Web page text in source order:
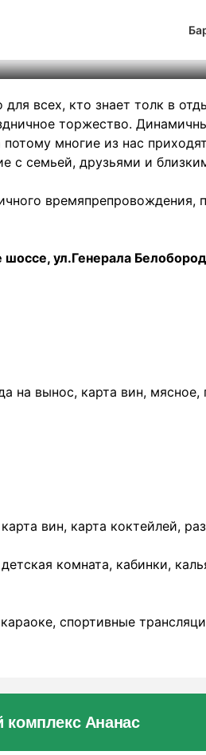
всех, кто знает толк в
торжество.
многие из нас
с семьей, друзьями и
времяпрепровождения,
шоссе, ул.Генерала
на вынос, карта вин, мясное,
вин, карта коктейлей,
комната, кабинки,
спортивные
комплекс Ананас